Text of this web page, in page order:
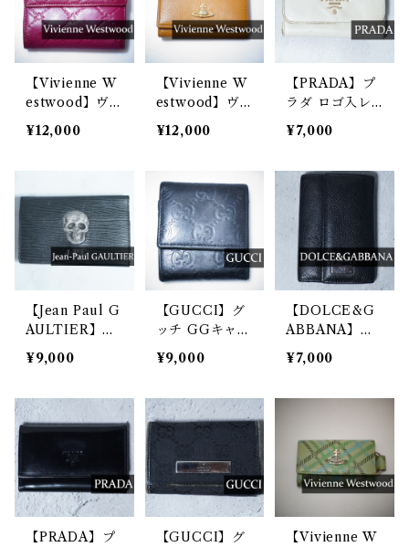
【Vivienne W
estwood】ヴ
ィヴィアンウエ
ストウッド オ
ーブ 三つ折り
ウォレット wi
ne red
¥12,000
【Vivienne W
estwood】ヴ
ィヴィアンウエ
ストウッド イ
ブモチーフ グ
レインレザーキ
ーケース cam
el
¥12,000
【PRADA】プ
ラダ ロゴ入レ
ザーキーケース
white
¥7,000
【Jean Paul G
AULTIER】ジ
ャンポールゴル
チエ スカルデ
ーケース
¥9,000
【GUCCI】グ
ッチ GGキャン
バスレザー切替
フラップキーケ
¥9,000
【DOLCE&G
ABBANA】ド
ルチェ＆ガッバ
ーナ ロゴプレ
¥7,000
【PRADA】プ
【GUCCI】グ
【Vivienne W